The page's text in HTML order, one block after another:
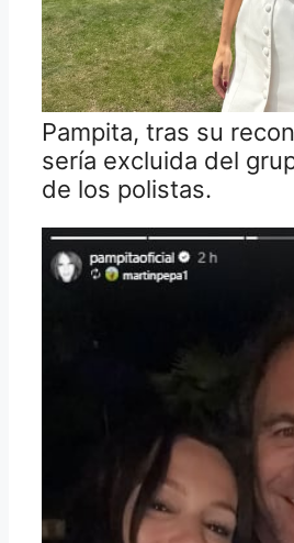
Pampita, tras su
sería excluida del
de los polistas.